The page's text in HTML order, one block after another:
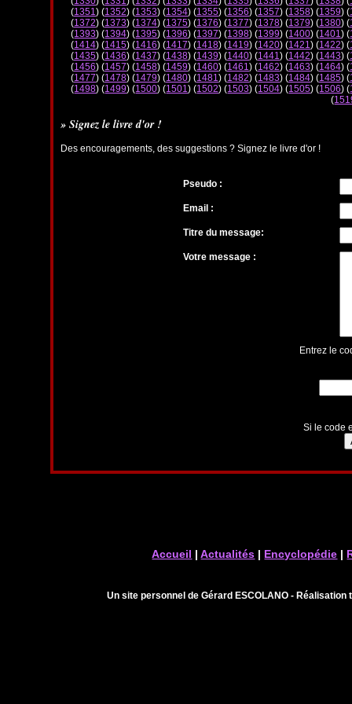
(1351) (1352) (1353) (1354) (1355) (1356) (1357) (1358) (1359) (
(1372) (1373) (1374) (1375) (1376) (1377) (1378) (1379) (1380) (
(1393) (1394) (1395) (1396) (1397) (1398) (1399) (1400) (1401) (
(1414) (1415) (1416) (1417) (1418) (1419) (1420) (1421) (1422) (
(1435) (1436) (1437) (1438) (1439) (1440) (1441) (1442) (1443) (
(1456) (1457) (1458) (1459) (1460) (1461) (1462) (1463) (1464) (
(1477) (1478) (1479) (1480) (1481) (1482) (1483) (1484) (1485) (
(1498) (1499) (1500) (1501) (1502) (1503) (1504) (1505) (1506) (
(
» Signez le livre d'or !
Des encouragements, des suggestions ? Signez le livre d'or !
Pseudo :
Email :
Titre du message:
Votre message :
Entrez le
Si le code
Accueil |Actualités | Encyclopédie |
Un site personnel de Gérard ESCOLANO -